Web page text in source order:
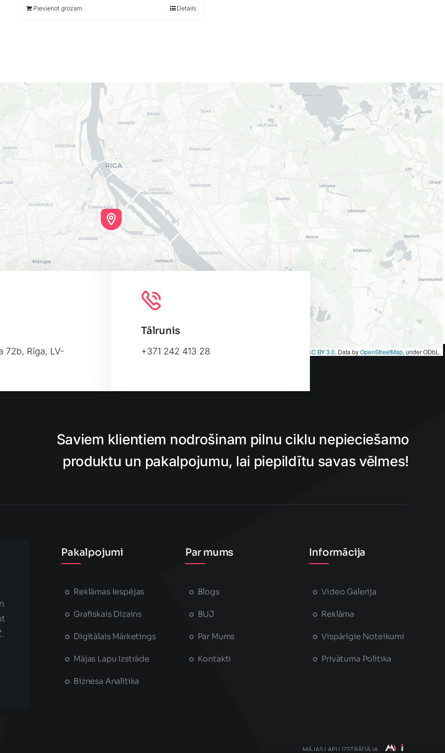
$478.40.
Pievienot grozam Details
Leaflet CC BY 3.0. Data byOpenStreetMap, under ODbL.
72b, Rīga, LV-
Tālrunis
+371 242 413 28
Saviem klientiem nodrošinam pilnu ciklu nepieciešamo
produktu un pakalpojumu, lai piepildītu savas vēlmes!
Pakalpojumi
Reklāmas Iespējas
Grafiskais Dizains
Digitālais Mārketings
Mājas Lapu Izstrāde
Biznesa Analītika
Par mums
Blogs
BUJ
Par Mums
Kontakti
Informācija
Video Galerija
Reklāma
Vispārīgie Noteikumi
Privātuma Politika
MĀJAS LAPU IZSTRĀDĀJA